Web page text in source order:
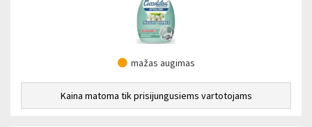
mažas augimas
Kaina matoma tik prisijungusiems vartotojams